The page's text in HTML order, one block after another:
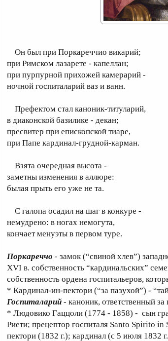
Он был при Поркареччио викарий;
при Римском лазарете - капеллан;
при пурпурной прихожей камерарий -
ночной госпиталарий ваз и ванн.
Префектом стал каноник-титуларий,
в диаконской базилике - декан;
пресвитер при епископской тиаре,
при Папе кардинал-грудной-карман.
Взята очередная высота -
заметны изменения в аллюре:
былая прыть его уже не та.
C галопа осадил на шаг в конкуре -
немудрено: в ногах немогута,
кончает менуэты в первом туре.
Поркареччо - замок (“свиной хлев”)
XVI в. собственность “кардинальских”
собственность ордена госпитальеров,
* Кардинал-ин-пектори (“за пазухой”) -
Госпиталарий - каноник, ответственный
* Людовико Гаццоли (1774 - 1858) - сын
Риети; прецептор госпиталя Santo Spirito
пектори (1832 г.); кардинал (c 5 июля 1832